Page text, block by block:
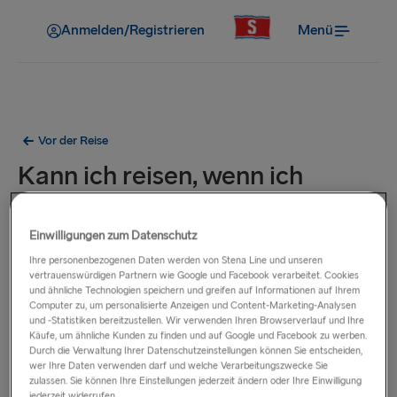
Anmelden/Registrieren Menü
Vor der Reise
Kann ich reisen, wenn ich
Es gibt keine Einschränkungen, während Ihrer
Schwangerschaft mit uns zu reisen, mit Ausnahme der
Harwich nach Hoek van Holland (siehe unten). Passagiere
sollten sich jedoch bewusst sein, dass es in ihrer
Verantwortung liegt, sicherzustellen, dass sie für die Reise fit
genug sind.
Einwilligungen zum Datenschutz
Ihre personenbezogenen Daten werden von Stena Line und unseren
vertrauenswürdigen Partnern wie Google und Facebook verarbeitet. Cookies
und ähnliche Technologien speichern und greifen auf Informationen auf Ihrem
Computer zu, um personalisierte Anzeigen und Content-Marketing-Analysen
und -Statistiken bereitzustellen. Wir verwenden Ihren Browserverlauf und Ihre
Käufe, um ähnliche Kunden zu finden und auf Google und Facebook zu werben.
Durch die Verwaltung Ihrer Datenschutzeinstellungen können Sie entscheiden,
wer Ihre Daten verwenden darf und welche Verarbeitungszwecke Sie
zulassen. Sie können Ihre Einstellungen jederzeit ändern oder Ihre Einwilligung